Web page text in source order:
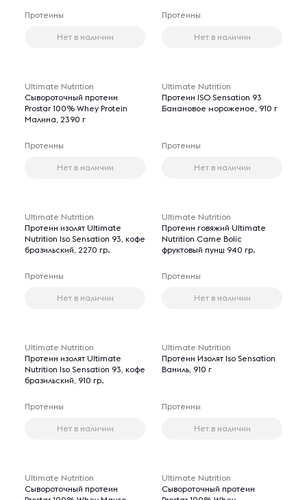
Протеины
Нет в наличии
Протеины
Нет в наличии
Ultimate Nutrition
Сывороточный протеин
Prostar 100% Whey Protein
Малина, 2390 г
Протеины
Нет в наличии
Ultimate Nutrition
Протеин ISO Sensation 93
Банановое мороженое, 910 г
Протеины
Нет в наличии
Ultimate Nutrition
Протеин изолят Ultimate
Nutrition Iso Sensation 93, кофе
бразильский, 2270 гр.
Протеины
Нет в наличии
Ultimate Nutrition
Протеин говяжий Ultimate
Nutrition Carne Bolic
фруктовый пунш 940 гр.
Протеины
Нет в наличии
Ultimate Nutrition
Протеин изолят Ultimate
Nutrition Iso Sensation 93, кофе
бразильский, 910 гр.
Протеины
Нет в наличии
Ultimate Nutrition
Протеин Изолят Iso Sensation
Ваниль, 910 г
Протеины
Нет в наличии
Ultimate Nutrition
Сывороточный протеин
Ultimate Nutrition
Сывороточный протеин